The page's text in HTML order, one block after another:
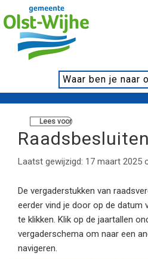
Lees voor
Raadsbesluiten
Laatst gewijzigd: 17 maart 2025
De vergaderstukken van
eerder vind je door op de datum
te klikken. Klik op de jaartallen
vergaderschema om naar een
navigeren.